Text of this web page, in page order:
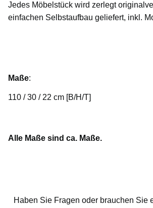
Jedes Möbelstück wird zerlegt
einfachen Selbstaufbau geliefert, inkl.
Maße:
110 / 30 / 22 cm [B/H/T]
Alle Maße sind ca. Maße.
Haben Sie Fragen oder brauchen Sie